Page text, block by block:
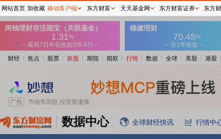
财经 焦点 股票 新股 期指 期权 行情 数据 全球 美股 港股
数据中心 全球财经快讯 行情中
网站首页 加收藏 移动客户端 东方财富 天天基金网 东方财富证券 东方